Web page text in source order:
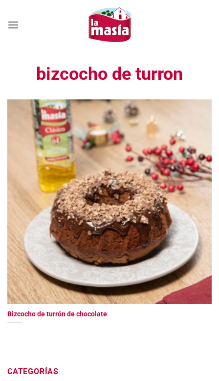
contenido
bizcocho de turron
Bizcocho de turrón de chocolate
CATEGORÍAS